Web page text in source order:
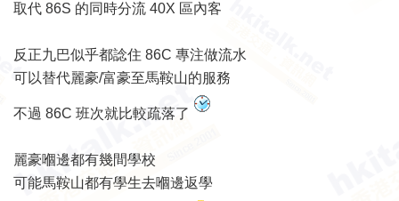
取代 86S 的同時分流 40X 區內客
反正九巴似乎都諗住 86C 專注做流水
可以替代麗豪/富豪至馬鞍山的服務
不過 86C 班次就比較疏落了
麗豪嗰邊都有幾間學校
可能馬鞍山都有學生去嗰邊返學